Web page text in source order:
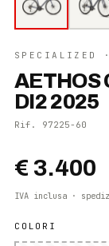
SPECIALIZED
AETHOS
DI2 2025
Rif. 97225-60
€ 3.400
IVA inclusa ·
COLORI